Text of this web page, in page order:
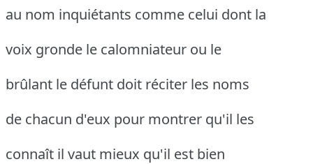
au nom inquiétants comme celui dont la
voix gronde le calomniateur ou le
brûlant le défunt doit réciter les noms
de chacun d'eux pour montrer qu'il les
connaît il vaut mieux qu'il est bien